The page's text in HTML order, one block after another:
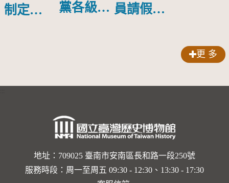
制定
黨各級黨 員請假
更 多
地址：709025 臺南市安南區長和路一段250號
服務時段：周一至周五 09:30 - 12:30、13:30 - 17:30